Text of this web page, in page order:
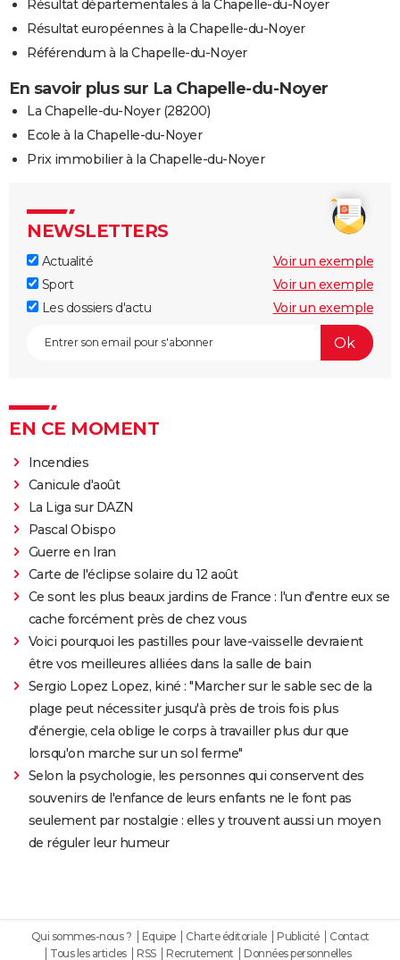
Résultat départementales à la Chapelle-du-Noyer
Résultat européennes à la Chapelle-du-Noyer
Référendum à la Chapelle-du-Noyer
En savoir plus sur La Chapelle-du-Noyer
La Chapelle-du-Noyer (28200)
Ecole à la Chapelle-du-Noyer
Prix immobilier à la Chapelle-du-Noyer
NEWSLETTERS
Actualité
Voir un exemple
Sport
Voir un exemple
Les dossiers d'actu
Voir un exemple
EN CE MOMENT
Incendies
Canicule d'août
La Liga sur DAZN
Pascal Obispo
Guerre en Iran
Carte de l'éclipse solaire du 12 août
Ce sont les plus beaux jardins de France : l'un d'entre eux se
cache forcément près de chez vous
Voici pourquoi les pastilles pour lave-vaisselle devraient
être vos meilleures alliées dans la salle de bain
Sergio Lopez Lopez, kiné : "Marcher sur le sable sec de la
plage peut nécessiter jusqu'à près de trois fois plus
d'énergie, cela oblige le corps à travailler plus dur que
lorsqu'on marche sur un sol ferme"
Selon la psychologie, les personnes qui conservent des
souvenirs de l'enfance de leurs enfants ne le font pas
seulement par nostalgie : elles y trouvent aussi un moyen
de réguler leur humeur
Qui sommes-nous ? Equipe Charte éditoriale Publicité
Contact
Tous les articles
RSS Recrutement Données personnelles